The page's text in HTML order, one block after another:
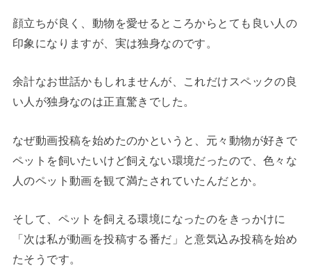
顔立ちが良く、動物を愛せるところからとても良い人の
印象になりますが、実は独身なのです。
余計なお世話かもしれませんが、これだけスペックの良
い人が独身なのは正直驚きでした。
なぜ動画投稿を始めたのかというと、元々動物が好きで
ペットを飼いたいけど飼えない環境だったので、色々な
人のペット動画を観て満たされていたんだとか。
そして、ペットを飼える環境になったのをきっかけに
「次は私が動画を投稿する番だ」と意気込み投稿を始め
たそうです。